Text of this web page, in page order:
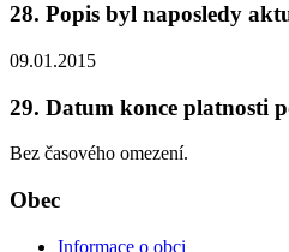
28. Popis byl naposledy
09.01.2015
29. Datum konce platnosti
Bez časového omezení.
Obec
Informace o obci